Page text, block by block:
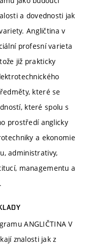
a dovednosti jak
Angličtina v
profesní varieta
již prakticky
které se
které spolu s
prostředí anglicky
a ekonomie
administrativy,
managementu a
ANGLIČTINA V
znalosti jak z